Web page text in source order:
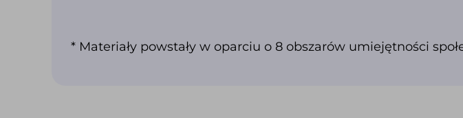
* Materiały powstały w oparciu o 8 obszarów umiejętności